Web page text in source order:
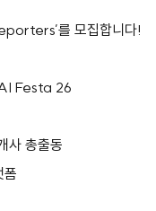
를 모집합니다!
Festa 26
사 총출동
폼